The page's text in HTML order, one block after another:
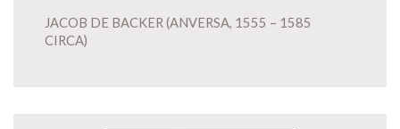
JACOB DE BACKER (ANVERSA, 1555 – 1585
CIRCA)